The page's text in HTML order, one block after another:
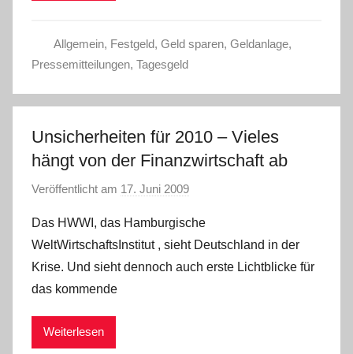
Allgemein, Festgeld, Geld sparen, Geldanlage,
Pressemitteilungen, Tagesgeld
Unsicherheiten für 2010 – Vieles
hängt von der Finanzwirtschaft ab
Veröffentlicht am 17. Juni 2009
n
Das HWWI, das Hamburgische
WeltWirtschaftsInstitut , sieht Deutschland in der
Krise. Und sieht dennoch auch erste Lichtblicke für
das kommende
Weiterlesen